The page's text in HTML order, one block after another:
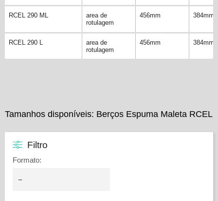
RCEL 290 ML
area de
rotulagem
456mm 384mm
RCEL 290 L
area de
rotulagem
456mm 384mm
Tamanhos disponíveis: Berços Espuma Maleta RCEL
Filtro
Formato: